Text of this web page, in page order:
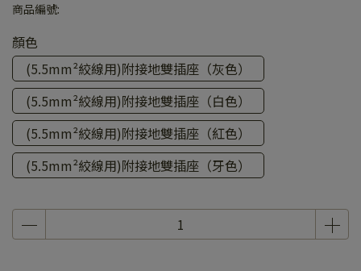
商品編號:
顏色
(5.5mm²絞線用)附接地雙插座（灰色）
(5.5mm²絞線用)附接地雙插座（白色）
(5.5mm²絞線用)附接地雙插座（紅色）
(5.5mm²絞線用)附接地雙插座（牙色）